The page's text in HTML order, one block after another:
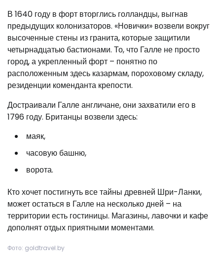
В 1640 году в форт вторглись голландцы, выгнав
предыдущих колонизаторов. «Новички» возвели вокруг
высоченные стены из гранита, которые защитили
четырнадцатью бастионами. То, что Галле не просто
город, а укрепленный форт – понятно по
расположенным здесь казармам, пороховому складу,
резиденции коменданта крепости.
Достраивали Галле англичане, они захватили его в
1796 году. Британцы возвели здесь:
маяк,
часовую башню,
ворота.
Кто хочет постигнуть все тайны древней Шри-Ланки,
может остаться в Галле на несколько дней – на
территории есть гостиницы. Магазины, лавочки и кафе
дополнят отдых приятными моментами.
Фото: goldtravel.by